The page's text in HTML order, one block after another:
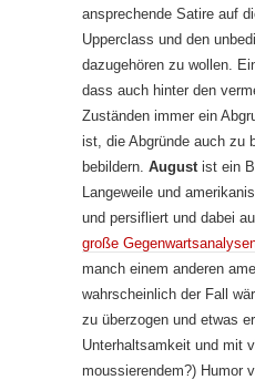
ansprechende Satire auf
Upperclass und den
dazugehören zu wollen.
dass auch hinter den
Zuständen immer ein
ist, die Abgründe auch zu
bebildern. August ist ein
Langeweile und
und persifliert und dabei
große
manch einem anderen
wahrscheinlich der Fall
zu überzogen und etwas
Unterhaltsamkeit und mit
moussierendem?) Humor